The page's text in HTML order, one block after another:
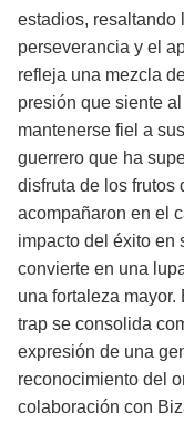
estadios, resaltando
perseverancia y el
refleja una mezcla
presión que siente
mantenerse fiel a
guerrero que ha
disfruta de los frutos
acompañaron en el
impacto del éxito en
convierte en una
una fortaleza mayor.
trap se consolida
expresión de una
reconocimiento del
colaboración con